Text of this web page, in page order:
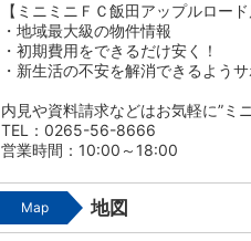
【ミニミニＦＣ飯田アップルロー
・地域最大級の物件情報
・初期費用をできるだけ安く！
・新生活の不安を解消できるよう
内見や資料請求などはお気軽に”ミ
TEL：0265-56-8666
営業時間：10:00～18:00
Map 地図